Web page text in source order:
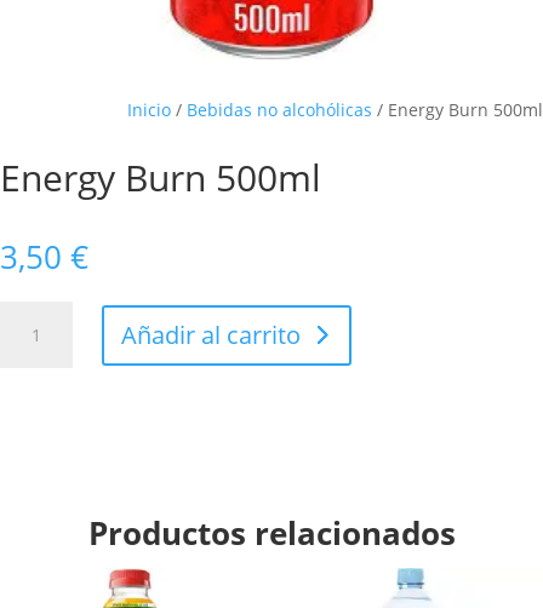
Inicio / Bebidas no alcohólicas / Energy Burn 500ml
Energy Burn 500ml
3,50 €
Burn
Añadir al carrito
Productos relacionados